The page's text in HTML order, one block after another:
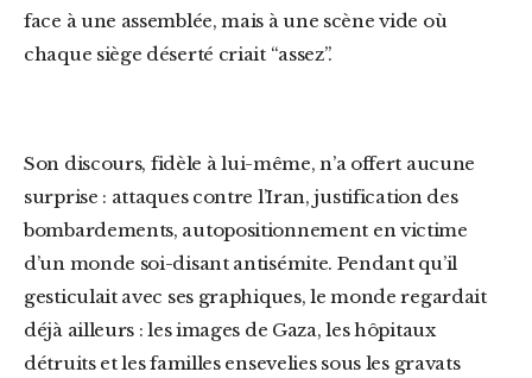
face à une assemblée, mais à une scène vide où
chaque siège déserté criait “assez”.
Son discours, fidèle à lui-même, n’a offert aucune
surprise : attaques contre l’Iran, justification des
bombardements, autopositionnement en victime
d’un monde soi-disant antisémite. Pendant qu’il
gesticulait avec ses graphiques, le monde regardait
déjà ailleurs : les images de Gaza, les hôpitaux
détruits et les familles ensevelies sous les gravats